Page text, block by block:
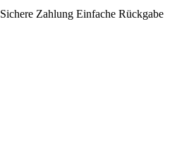
Sichere Zahlung Einfache Rückgabe